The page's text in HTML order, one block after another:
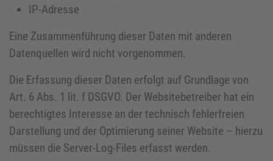
IP-Adresse
Eine Zusammenführung dieser Daten mit anderen
Datenquellen wird nicht vorgenommen.
Die Erfassung dieser Daten erfolgt auf Grundlage von
Art. 6 Abs. 1 lit. f DSGVO. Der Websitebetreiber hat ein
berechtigtes Interesse an der technisch fehlerfreien
Darstellung und der Optimierung seiner Website – hierzu
müssen die Server-Log-Files erfasst werden.